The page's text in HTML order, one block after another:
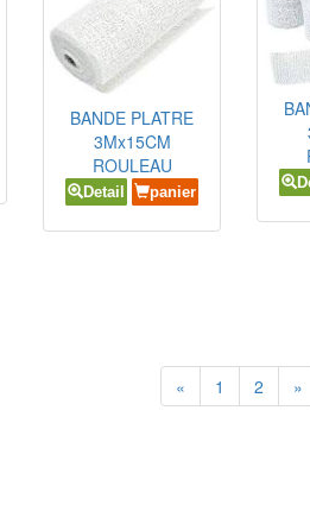
BANDE PLATRE
3Mx15CM
ROULEAU
Detail panier
« 1 2 »